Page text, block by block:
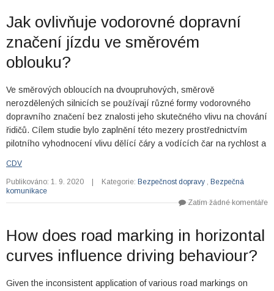
Jak ovlivňuje vodorovné dopravní
značení jízdu ve směrovém
oblouku?
Ve směrových obloucích na dvoupruhových, směrově
nerozdělených silnicích se používají různé formy vodorovného
dopravního značení bez znalosti jeho skutečného vlivu na chování
řidičů. Cílem studie bylo zaplnění této mezery prostřednictvím
pilotního vyhodnocení vlivu dělící čáry a vodících čar na rychlost a
CDV
Publikováno: 1. 9. 2020 Kategorie: Bezpečnost dopravy , Bezpečná
komunikace
Zatím žádné komentáře
How does road marking in horizontal
curves influence driving behaviour?
Given the inconsistent application of various road markings on